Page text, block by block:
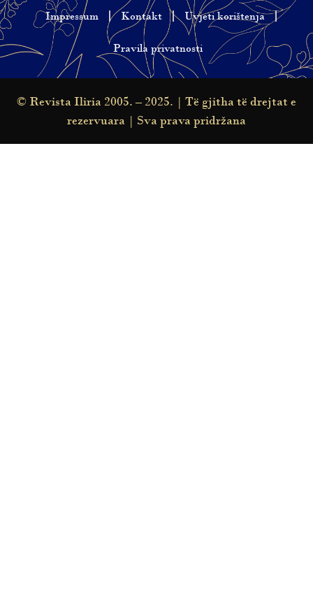
Impressum Kontakt Uvjeti korištenja
Pravila privatnosti
© Revista Iliria 2005. – 2025. | Të gjitha të drejtat e
rezervuara | Sva prava pridržana